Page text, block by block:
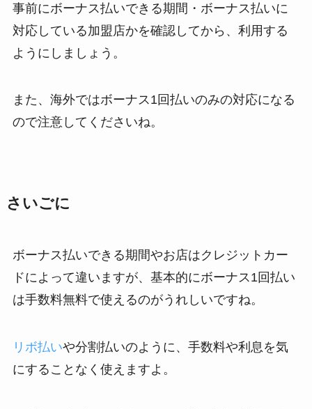
事前にボーナス払いできる期間・ボーナス払いに
対応している加盟店かを確認してから、利用する
ようにしましょう。
また、海外ではボーナス1回払いのみの対応になる
ので注意してくださいね。
さいごに
ボーナス払いできる期間やお店はクレジットカー
ドによって違いますが、基本的にボーナス1回払い
は手数料無料で使えるのがうれしいですね。
リボ払いや分割払いのように、手数料や利息を気
にすることなく使えますよ。